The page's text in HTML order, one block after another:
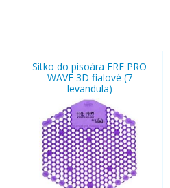
Sitko do pisoára FRE PRO
WAVE 3D fialové (7
levandula)